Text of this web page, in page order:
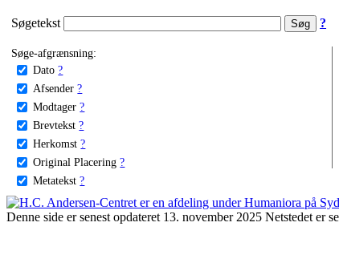
Søgetekst ?
Søge-afgrænsning:
Dato ?
Afsender ?
Modtager ?
Brevtekst ?
Herkomst ?
Original Placering ?
Metatekst ?
Denne side er senest opdateret 13. november 2025 Netstedet er